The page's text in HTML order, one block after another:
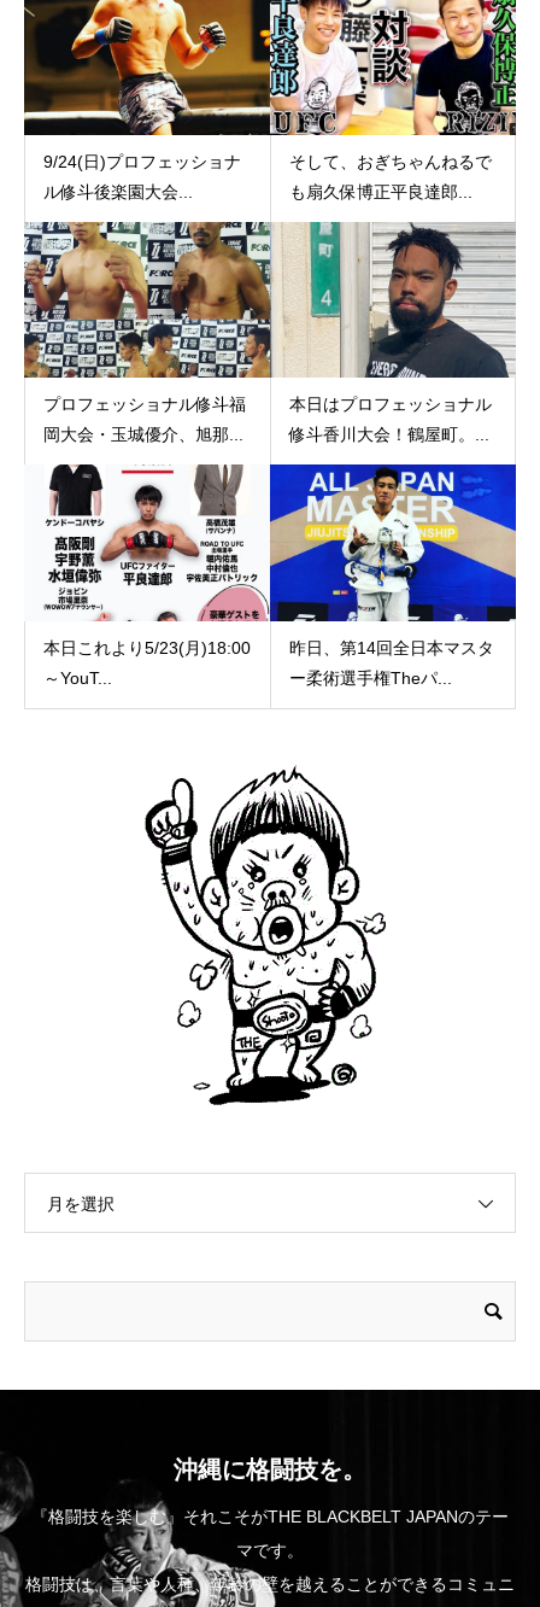
9/24(日)プロフェッショナ
ル修斗後楽園大会...
そして、おぎちゃんねるで
も扇久保博正︎平良達郎...
プロフェッショナル修斗福
岡大会・玉城優介、旭那...
本日はプロフェッショナル
修斗香川大会！鶴屋町。...
本日これより5/23(月)18:00
～YouT...
昨日、第14回全日本マスタ
ー柔術選手権Theパ...
月を選択
沖縄に格闘技を。
『格闘技を楽しむ』それこそがTHE BLACKBELT JAPANのテー
マです。
格闘技は、言葉や人種、年齢の壁を越えることができるコミュニ